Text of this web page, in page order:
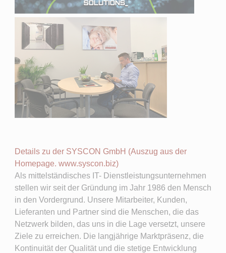
Details zu der SYSCON GmbH (Auszug aus der
Homepage. www.syscon.biz)
Als mittelständisches IT- Dienstleistungsunternehmen
stellen wir seit der Gründung im Jahr 1986 den Mensch
in den Vordergrund. Unsere Mitarbeiter, Kunden,
Lieferanten und Partner sind die Menschen, die das
Netzwerk bilden, das uns in die Lage versetzt, unsere
Ziele zu erreichen. Die langjährige Marktpräsenz, die
Kontinuität der Qualität und die stetige Entwicklung